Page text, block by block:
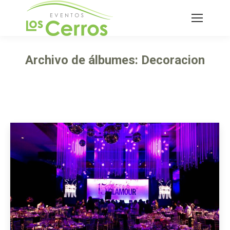
Buscar:
Archivo de álbumes: Decoracion